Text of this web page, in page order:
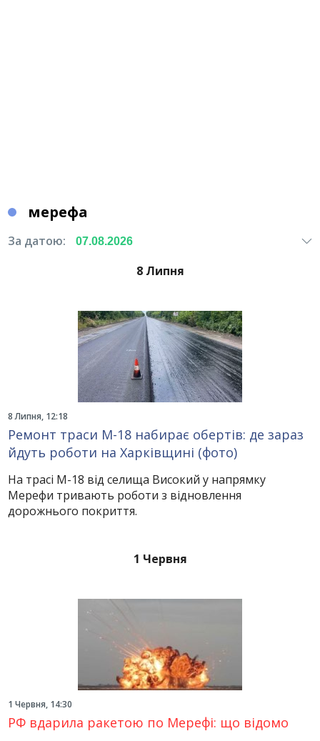
мерефа
За датою:
8 Липня
8 Липня, 12:18
Ремонт траси М-18 набирає обертів: де зараз
йдуть роботи на Харківщині (фото)
На трасі М-18 від селища Високий у напрямку
Мерефи тривають роботи з відновлення
дорожнього покриття.
1 Червня
1 Червня, 14:30
РФ вдарила ракетою по Мерефі: що відомо